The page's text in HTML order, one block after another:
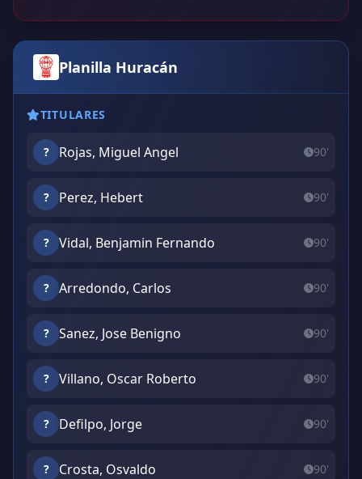
Planilla Huracán
TITULARES
? Rojas, Miguel Angel 90'
? Perez, Hebert 90'
? Vidal, Benjamin Fernando 90'
? Arredondo, Carlos 90'
? Sanez, Jose Benigno 90'
? Villano, Oscar Roberto 90'
? Defilpo, Jorge 90'
? Crosta, Osvaldo 90'